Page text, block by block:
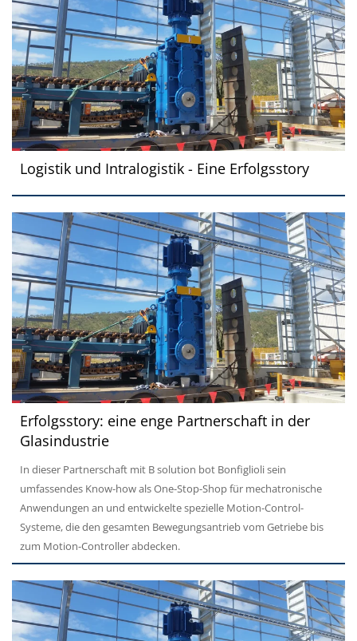
Logistik und Intralogistik - Eine Erfolgsstory
Erfolgsstory: eine enge Partnerschaft in der
Glasindustrie
In dieser Partnerschaft mit B solution bot Bonfiglioli sein
umfassendes Know-how als One-Stop-Shop für mechatronische
Anwendungen an und entwickelte spezielle Motion-Control-
Systeme, die den gesamten Bewegungsantrieb vom Getriebe bis
zum Motion-Controller abdecken.